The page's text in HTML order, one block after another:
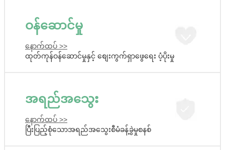
ဝန်ဆောင်မှု
နောက်ထပ် >>
ထုတ်ကုန်ဝန်ဆောင်မှုနှင့် စျေးကွက်ရှာဖွေရေး ပံ့ပိုးမှု
အရည်အသွေး
နောက်ထပ် >>
ပြီးပြည့်စုံသောအရည်အသွေးစီမံခန့်ခွဲမှုစနစ်